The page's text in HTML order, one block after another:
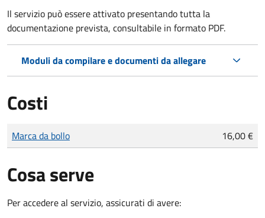
Il servizio può essere attivato presentando tutta la
documentazione prevista, consultabile in formato PDF.
Moduli da compilare e documenti da allegare
Costi
Tipo di pagamento
Importo
Marca da bollo 16,00 €
Cosa serve
Per accedere al servizio, assicurati di avere: